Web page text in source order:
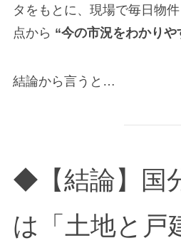
タをもとに、現場で毎日物
点から “今の市況をわかりや
結論から言うと…
◆【結論】国
は「土地と戸